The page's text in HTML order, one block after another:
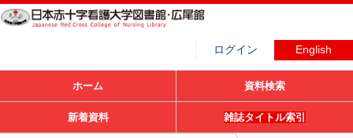
ログイン English
ホーム 資料検索
新着資料 雑誌タイトル索引